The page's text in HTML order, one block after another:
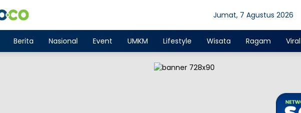
Jumat, 7 Agustus 2026
Berita Nasional Event UMKM Lifestyle Wisata Ragam Viral